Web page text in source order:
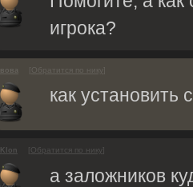
игрока?
вова [Обратится по нику ]
как установить
Klon Обратится по нику
а заложников